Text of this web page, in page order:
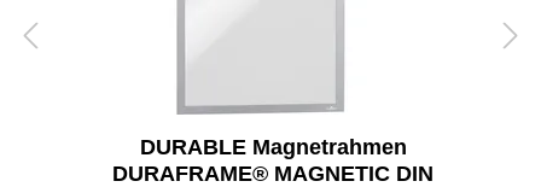
DURABLE Magnetrahmen
DURAFRAME® MAGNETIC DIN